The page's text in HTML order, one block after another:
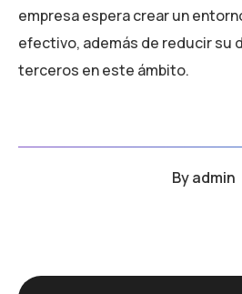
empresa espera crear un
efectivo, además de reducir su
terceros en este ámbito.
Byadmin